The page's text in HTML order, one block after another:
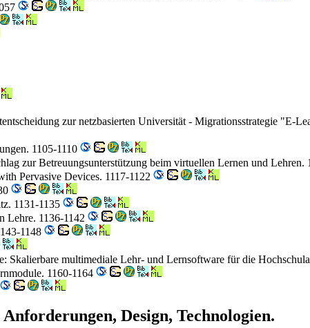
zur netzbasierten Universität - Migrationsstrategie "E-
1105-1110
zur Betreuungsunterstützung beim virtuellen Lernen und Lehren.
Pervasive Devices. 1117-1122
1131-1135
Lehre. 1136-1142
1148
Skalierbare multimediale Lehr- und Lernsoftware für die
1160-1164
Design, Technologien.